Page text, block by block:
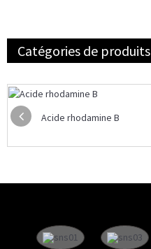
Catégories de produits
Acide rhodamine B